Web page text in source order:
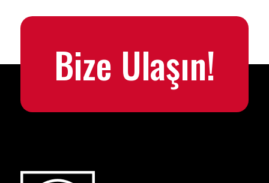
Bize Ulaşın!